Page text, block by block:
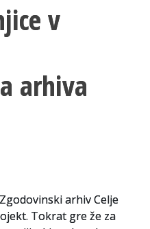
v
arhiva
arhiv Celje
Tokrat gre že za